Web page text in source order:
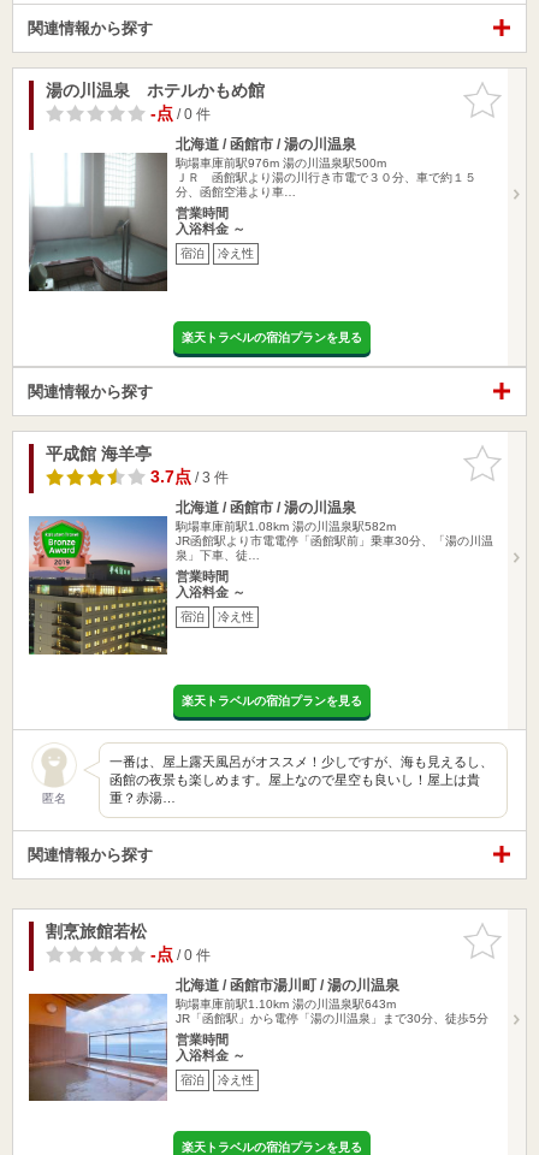
関連情報から探す
お気に入
りに追加
湯の川温泉 ホテルかもめ館
-点/ 0 件
北海道 / 函館市 / 湯の川温泉
駒場車庫前駅976m 湯の川温泉駅500m
ＪＲ 函館駅より湯の川行き市電で３０分、車で約１５
分、函館空港より車…
営業時間
入浴料金 ～
宿泊 冷え性
楽天トラベルの宿泊プランを見る
関連情報から探す
お気に入
りに追加
平成館 海羊亭
3.7点/ 3 件
北海道 / 函館市 / 湯の川温泉
駒場車庫前駅1.08km 湯の川温泉駅582m
JR函館駅より市電電停「函館駅前」乗車30分、「湯の川温
泉」下車、徒…
営業時間
入浴料金 ～
宿泊 冷え性
楽天トラベルの宿泊プランを見る
匿名
一番は、屋上露天風呂がオススメ！少しですが、海も見えるし、
函館の夜景も楽しめます。屋上なので星空も良いし！屋上は貴
重？赤湯…
関連情報から探す
お気に入
りに追加
割烹旅館若松
-点/ 0 件
北海道 / 函館市湯川町 / 湯の川温泉
駒場車庫前駅1.10km 湯の川温泉駅643m
JR「函館駅」から電停「湯の川温泉」まで30分、徒歩5分
営業時間
入浴料金 ～
宿泊 冷え性
楽天トラベルの宿泊プランを見る